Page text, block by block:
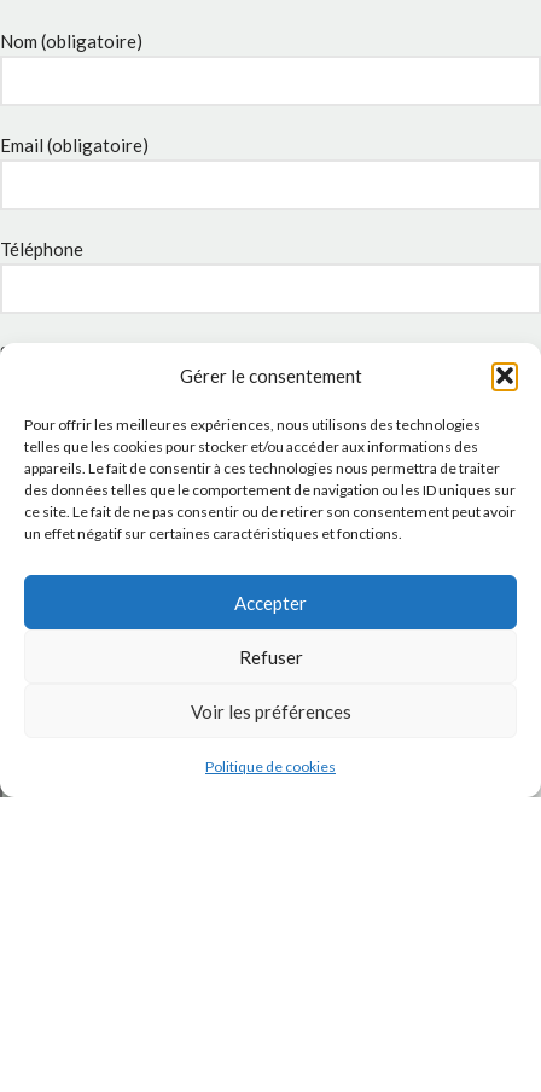
Gérer le consentement
Pour offrir les meilleures expériences, nous utilisons des technologies
telles que les cookies pour stocker et/ou accéder aux informations des
appareils. Le fait de consentir à ces technologies nous permettra de traiter
des données telles que le comportement de navigation ou les ID uniques sur
ce site. Le fait de ne pas consentir ou de retirer son consentement peut avoir
un effet négatif sur certaines caractéristiques et fonctions.
Accepter
Refuser
Voir les préférences
Politique de cookies
Nom (obligatoire)
Email (obligatoire)
Téléphone
Sujet
Message